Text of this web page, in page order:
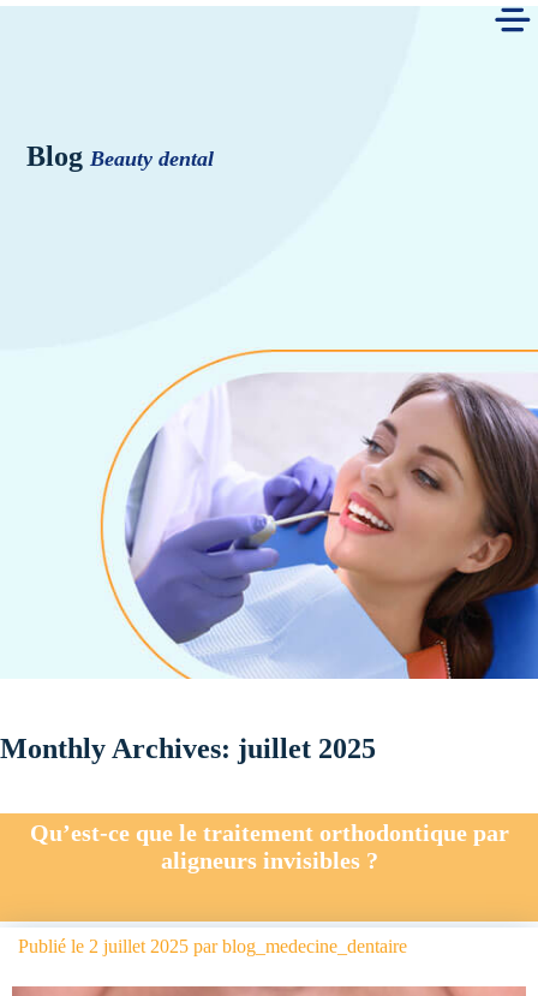
Blog Beauty dental
Monthly Archives: juillet 2025
Qu’est-ce que le traitement orthodontique par
aligneurs invisibles ?
Publié le 2 juillet 2025 parblog_medecine_dentaire